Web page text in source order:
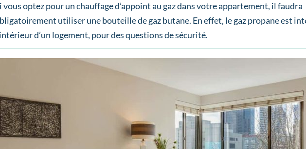
vous optez pour un chauffage d’appoint au gaz dans votre appartement, il faudra
utiliser une bouteille de gaz butane. En effet, le gaz propane est
d’un logement, pour des questions de sécurité.